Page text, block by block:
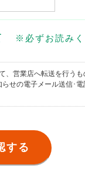
※必ずお読みく
営業店へ転送を行うも
せの電子メール送信･電